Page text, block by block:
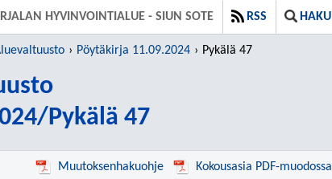
HYVINVOINTIALUE - SIUN SOTE RSS HAKU
Pöytäkirja 11.09.2024 Pykälä 47
Pykälä 47
Muutoksenhakuohje Kokousasia PDF-muodossa